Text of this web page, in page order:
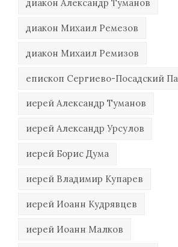
диакон Александр Туманов
диакон Михаил Ремезов
диакон Михаил Ремизов
епископ Сергиево-Посадский
иерей Александр Туманов
иерей Александр Урсулов
иерей Борис Дума
иерей Владимир Купарев
иерей Иоанн Кудрявцев
иерей Иоанн Малков